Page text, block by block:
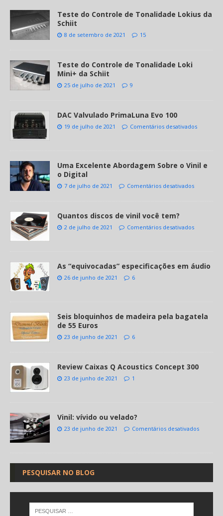
Teste do Controle de Tonalidade Lokius da
Schiit
8 de setembro de 2021 15
Teste do Controle de Tonalidade Loki
Mini+ da Schiit
25 de julho de 2021 9
DAC Valvulado PrimaLuna Evo 100
19 de julho de 2021 Comentários desativados
Uma Excelente Abordagem Sobre o Vinil e
o Digital
7 de julho de 2021 Comentários desativados
Quantos discos de vinil você tem?
2 de julho de 2021 Comentários desativados
As “equivocadas” especificações em áudio
26 de junho de 2021 6
Seis bloquinhos de madeira pela bagatela
de 55 Euros
23 de junho de 2021 6
Review Caixas Q Acoustics Concept 300
23 de junho de 2021 1
Vinil: vívido ou velado?
23 de junho de 2021 Comentários desativados
PESQUISAR NO BLOG